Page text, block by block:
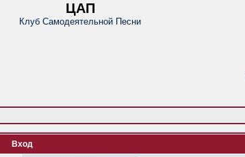
ЦАП
Клуб Самодеятельной Песни
Вход